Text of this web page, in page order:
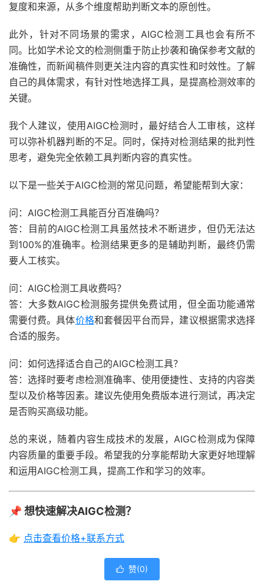
复度和来源，从多个维度帮助判断文本的原创性。
此外，针对不同场景的需求，AIGC检测工具也会有所不
同。比如学术论文的检测侧重于防止抄袭和确保参考文献的
准确性，而新闻稿件则更关注内容的真实性和时效性。了解
自己的具体需求，有针对性地选择工具，是提高检测效率的
关键。
我个人建议，使用AIGC检测时，最好结合人工审核，这样
可以弥补机器判断的不足。同时，保持对检测结果的批判性
思考，避免完全依赖工具判断内容的真实性。
以下是一些关于AIGC检测的常见问题，希望能帮到大家：
问：AIGC检测工具能百分百准确吗？
答：目前的AIGC检测工具虽然技术不断进步，但仍无法达
到100%的准确率。检测结果更多的是辅助判断，最终仍需
要人工核实。
问：AIGC检测工具收费吗？
答：大多数AIGC检测服务提供免费试用，但全面功能通常
需要付费。具体价格和套餐因平台而异，建议根据需求选择
合适的服务。
问：如何选择适合自己的AIGC检测工具？
答：选择时要考虑检测准确率、使用便捷性、支持的内容类
型以及价格等因素。建议先使用免费版本进行测试，再决定
是否购买高级功能。
总的来说，随着内容生成技术的发展，AIGC检测成为保障
内容质量的重要手段。希望我的分享能帮助大家更好地理解
和运用AIGC检测工具，提高工作和学习的效率。
📌 想快速解决AIGC检测？
👉 点击查看价格+联系方式
 赞(0)